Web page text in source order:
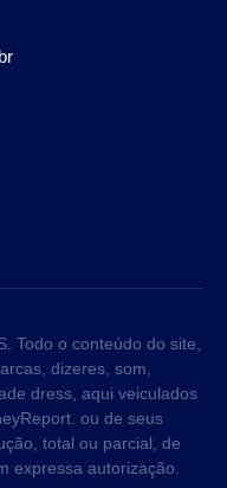
Todo o conteúdo do site,
dizeres, som,
dress, aqui veiculados
ou de seus
total ou parcial, de
expressa autorização.